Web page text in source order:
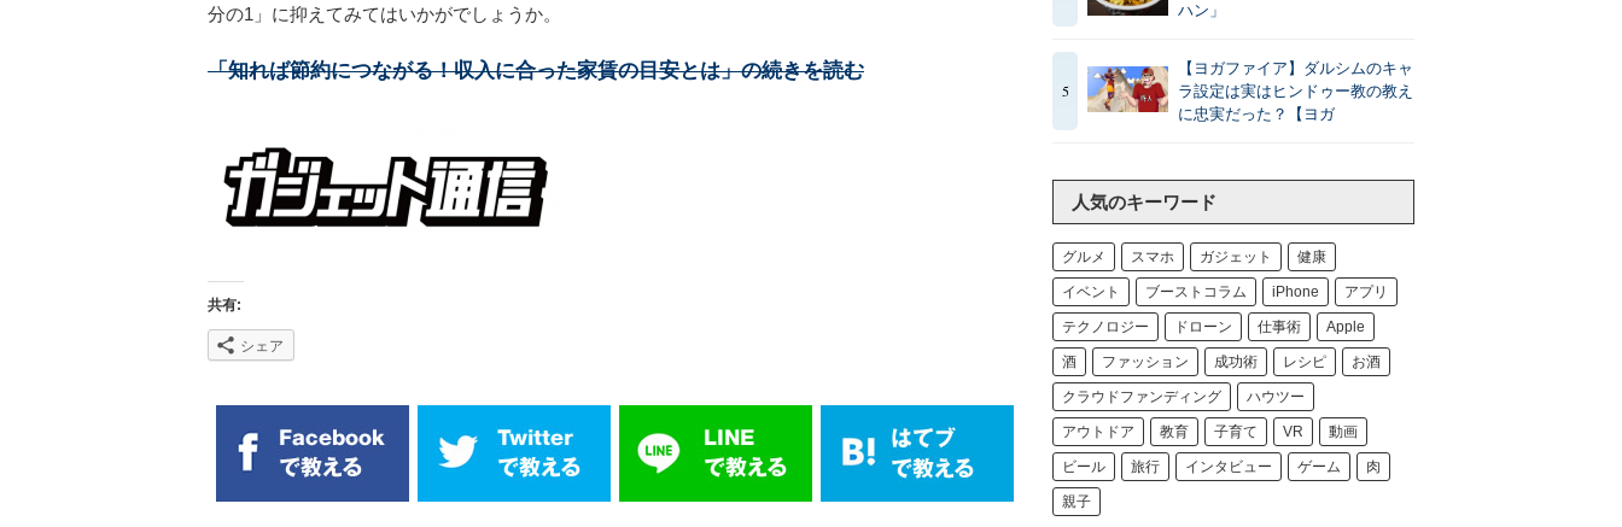
分の1」に抑えてみてはいかがでしょうか。
「知れば節約につながる！収入に合った家賃の目安とは」の続きを読む
共有:
シェア
ハン」
5
【ヨガファイア】ダルシムのキャ
ラ設定は実はヒンドゥー教の教え
に忠実だった？【ヨガ
人気のキーワード
グルメ スマホ ガジェット 健康
イベント ブーストコラム iPhone アプリ
テクノロジー ドローン 仕事術 Apple
酒 ファッション 成功術 レシピ お酒
クラウドファンディング ハウツー
アウトドア 教育 子育て VR 動画
ビール 旅行 インタビュー ゲーム 肉
親子